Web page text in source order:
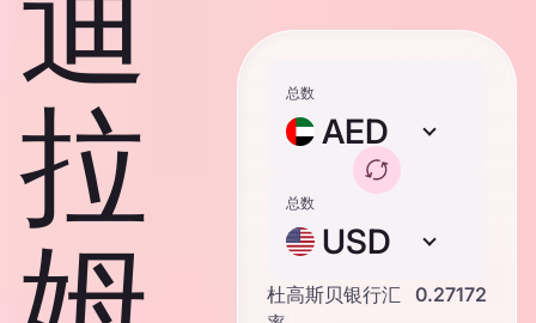
拉
总数
AED
总数
USD
杜高斯贝银行汇
0.27172